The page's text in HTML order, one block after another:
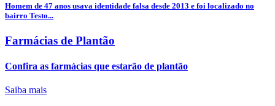
Homem de 47 anos usava identidade falsa desde 2013 e foi localizado no
bairro Testo...
Farmácias de Plantão
Confira as farmácias que estarão de plantão
Saiba mais